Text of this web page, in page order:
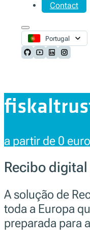
Contact
Portugal
Follow us on Github
Follow us on
Follow us
Follow
a partir de 0
Recibo
A solução de
toda a Europa
preparada para